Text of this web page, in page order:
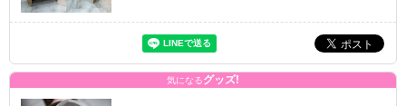
気になるグッズ!